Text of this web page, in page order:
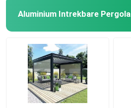
Aluminium Intrekbare Pergola
gazebo van het metaaldak
Aluminium Intrekbare Pergola